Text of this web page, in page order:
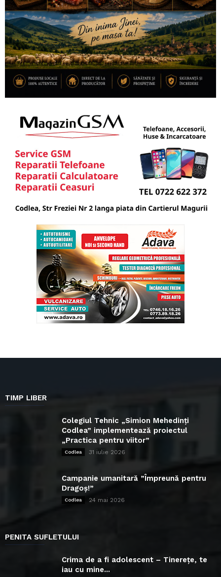
TIMP LIBER
Colegiul Tehnic „Simion Mehedinți
Codlea” implementează proiectul
„Practica pentru viitor”
Codlea 31 iulie 2026
Campanie umanitară ”Împreună pentru
Dragoș!”
Codlea 24 mai 2026
PENITA SUFLETULUI
Crima de a fi adolescent – Tinerețe, te
iau cu mine...